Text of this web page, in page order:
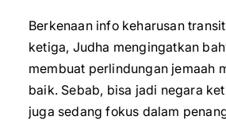
Berkenaan info keharusan
ketiga, Judha mengingatkan
membuat perlindungan jemaah
baik. Sebab, bisa jadi negara
juga sedang fokus dalam